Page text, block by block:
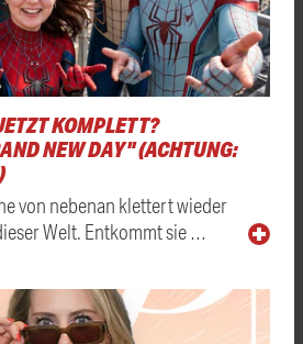
KOMPLETT?
NEW DAY" (ACHTUNG:
von nebenan klettert wieder
Welt. Entkommt sie …